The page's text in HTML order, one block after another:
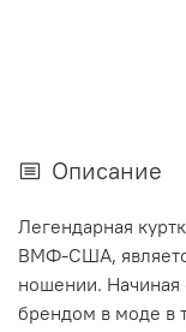
Описание
Легендарная
ВМФ-США,
ношении. Начиная
брендом в моде в